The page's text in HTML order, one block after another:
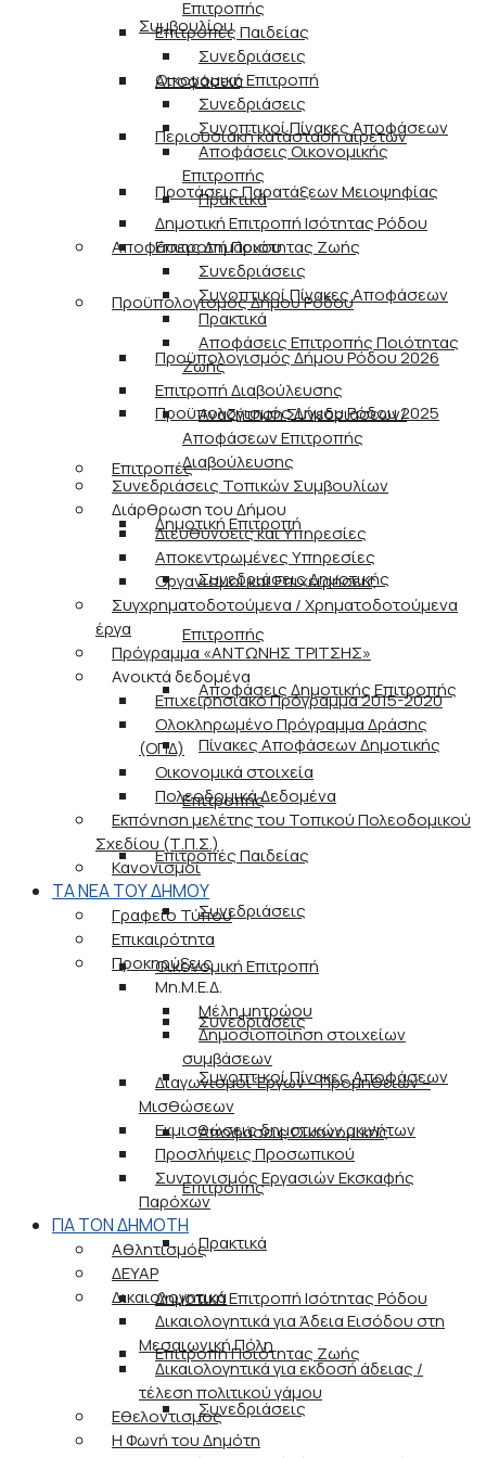
Συμβουλίου
Αποφάσεις
Περιουσιακή κατάσταση αιρετών
Προτάσεις Παρατάξεων Μειοψηφίας
Αποφάσεις Δημάρχου
Προϋπολογισμός Δήμου Ρόδου
Προϋπολογισμός Δήμου Ρόδου 2026
Προϋπολογισμός Δήμου Ρόδου 2025
Επιτροπές
Δημοτική Επιτροπή
Συνεδριάσεις Δημοτικής
Επιτροπής
Αποφάσεις Δημοτικής Επιτροπής
Πίνακες Αποφάσεων Δημοτικής
Επιτροπής
Επιτροπές Παιδείας
Συνεδριάσεις
Οικονομική Επιτροπή
Συνεδριάσεις
Συνοπτικοί Πίνακες Αποφάσεων
Αποφάσεις Οικονομικής
Επιτροπής
Πρακτικά
Δημοτική Επιτροπή Ισότητας Ρόδου
Επιτροπή Ποιότητας Ζωής
Συνεδριάσεις
Επιτροπής
Επιτροπές Παιδείας
Συνεδριάσεις
Οικονομική Επιτροπή
Συνεδριάσεις
Συνοπτικοί Πίνακες Αποφάσεων
Αποφάσεις Οικονομικής
Επιτροπής
Πρακτικά
Δημοτική Επιτροπή Ισότητας Ρόδου
Επιτροπή Ποιότητας Ζωής
Συνεδριάσεις
Συνοπτικοί Πίνακες Αποφάσεων
Πρακτικά
Αποφάσεις Επιτροπής Ποιότητας
Ζωής
Επιτροπή Διαβούλευσης
Αναζήτηση Συνεδριάσεων/
Αποφάσεων Επιτροπής
Διαβούλευσης
Συνεδριάσεις Τοπικών Συμβουλίων
Διάρθρωση του Δήμου
Διευθύνσεις και Υπηρεσίες
Αποκεντρωμένες Υπηρεσίες
Οργανισμοί και Επιχειρήσεις
Συγχρηματοδοτούμενα / Χρηματοδοτούμενα
έργα
Πρόγραμμα «ΑΝΤΩΝΗΣ ΤΡΙΤΣΗΣ»
Ανοικτά δεδομένα
Επιχειρησιακό Πρόγραμμα 2015-2020
Ολοκληρωμένο Πρόγραμμα Δράσης
(ΟΠΔ)
Οικονομικά στοιχεία
Πολεοδομικά Δεδομένα
Εκπόνηση μελέτης του Τοπικού Πολεοδομικού
Σχεδίου (Τ.Π.Σ.)
Κανονισμοί
ΤΑ ΝΕΑ ΤΟΥ ΔΗΜΟΥ
Γραφείο Τύπου
Επικαιρότητα
Προκηρύξεις
Μη.Μ.Ε.Δ.
Μέλη μητρώου
Δημοσιοποίηση στοιχείων
συμβάσεων
Διαγωνισμοί Έργων – Προμηθειών –
Μισθώσεων
Εκμισθώσεις δημοτικών ακινήτων
Προσλήψεις Προσωπικού
Συντονισμός Εργασιών Εκσκαφής
Παρόχων
ΓΙΑ ΤΟΝ ΔΗΜΟΤΗ
Αθλητισμός
ΔΕΥΑΡ
Δικαιολογητικά
Δικαιολογητικά για Άδεια Εισόδου στη
Μεσαιωνική Πόλη
Δικαιολογητικά για εκδοσή άδειας /
τέλεση πολιτικού γάμου
Εθελοντισμός
Η Φωνή του Δημότη